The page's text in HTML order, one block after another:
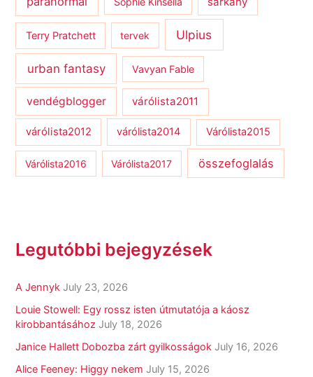
Terry Pratchett tervek Ulpius
urban fantasy Vavyan Fable
vendégblogger várólista2011
várólista2012 várólista2014 Várólista2015
Várólista2016 Várólista2017 összefoglalás
Legutóbbi bejegyzések
A Jennyk July 23, 2026
Louie Stowell: Egy ​rossz isten útmutatója a káosz
kirobbantásához July 18, 2026
Janice Hallett Dobozba zárt gyilkosságok July 16, 2026
Alice Feeney: Higgy nekem July 15, 2026